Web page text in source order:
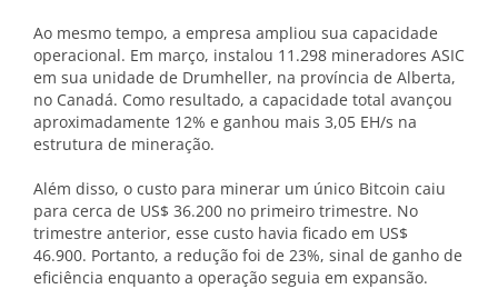
Ao mesmo tempo, a empresa ampliou sua capacidade
operacional. Em março, instalou 11.298 mineradores ASIC
em sua unidade de Drumheller, na província de Alberta,
no Canadá. Como resultado, a capacidade total avançou
aproximadamente 12% e ganhou mais 3,05 EH/s na
estrutura de mineração.
Além disso, o custo para minerar um único Bitcoin caiu
para cerca de US$ 36.200 no primeiro trimestre. No
trimestre anterior, esse custo havia ficado em US$
46.900. Portanto, a redução foi de 23%, sinal de ganho de
eficiência enquanto a operação seguia em expansão.